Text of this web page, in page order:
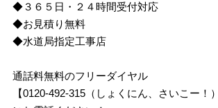
◆３６５日・２４時間受付対応
◆お見積り無料
◆水道局指定工事店
通話料無料のフリーダイヤル
【0120-492-315（しょくにん、さいこー！